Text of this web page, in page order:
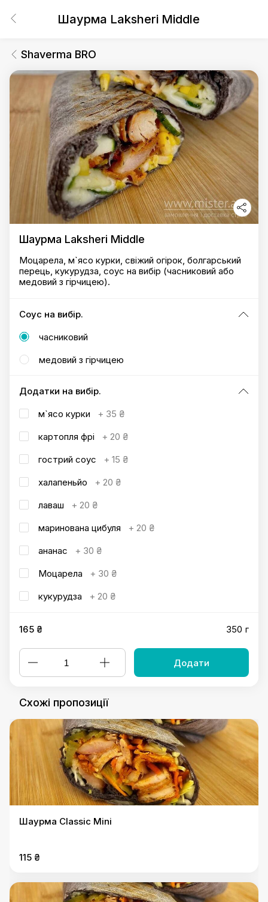
Шаурма Laksheri Middle
Shaverma BRO
Шаурма Laksheri Middle
Моцарела, м`ясо курки, свіжий огірок, болгарський
перець, кукурудза, соус на вибір (часниковий або
медовий з гірчицею).
Соус на вибір.
часниковий
медовий з гірчицею
Додатки на вибір.
м`ясо курки
+ 35 ₴
картопля фрі
+ 20 ₴
гострий соус
+ 15 ₴
халапеньйо
+ 20 ₴
лаваш
+ 20 ₴
маринована цибуля
+ 20 ₴
ананас
+ 30 ₴
Моцарела
+ 30 ₴
кукурудза
+ 20 ₴
165 ₴ 350 г
Додати
Схожі пропозиції
Шаурма Classic Mini
115 ₴